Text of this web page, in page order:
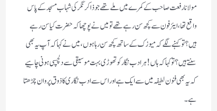
مولانا رفعت صاحب کے کمرے میں ملے تھے جو ذاکر نگر کی شہاب مسجد کے پاس
واقع تھا، ایئر فون سے کچھ سن رہے تھے تو میں نے پوچھا کہ حضرت کیا سن رہے
ہیں؟ تو کہنے لگے کہ میوزک کے ساتھ کچھ سن رہا ہوں، میں نے کہا کہ آپ یہ بھی
سنتے ہیں؟ تو کہا کہ ہاں! ہر ادب نگار کو تھوڑی بہت موسیقی سے دلچسپی ہونی چاہیے
کہ یہ بھی فنون لطیفہ میں سے ایک ہے اور اس سے ادب نگاری کا ذوق پروان چڑھتا
ہے۔